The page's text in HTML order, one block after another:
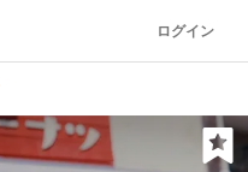
ログイン